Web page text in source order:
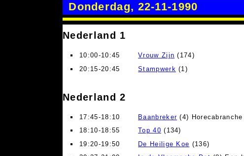
Donderdag, 22-11-1990
Nederland 1
10:00-10:45 Vrouw Zijn (174)
20:15-20:45
Stampwerk (1)
Nederland 2
17:45-18:10 Baanbreker (4) Horecabranche
18:10-18:55
Top 40 (134)
19:20-19:50
De Heilige Koe (136)